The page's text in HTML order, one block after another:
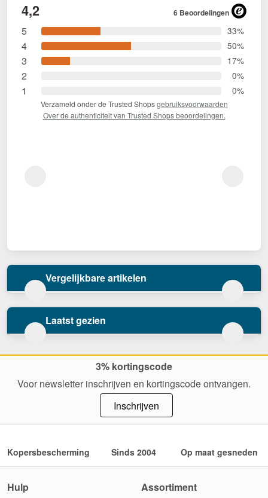
4,2 6 Beoordelingen
5 33%
4 50%
3 17%
2 0%
1 0%
Verzameld onder de Trusted Shopsgebruiksvoorwaarden
Over de authenticiteit van Trusted Shops beoordelingen.
Vergelijkbare artikelen
Laatst gezien
3% kortingscode
Voor newsletter inschrijven en kortingscode ontvangen.
Inschrijven
Kopersbescherming Sinds 2004 Op maat gesneden
Hulp
Assortiment